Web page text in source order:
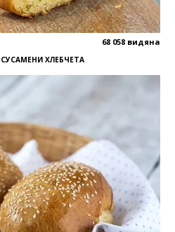
68 058 видяна
ХЛЕБЧЕТА